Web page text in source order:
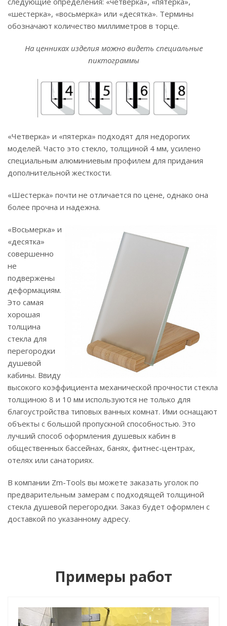
«шестерка», «восьмерка» или «десятка». Термины
обозначают количество миллиметров в торце.
На ценниках изделия можно видеть специальные
пиктограммы
«Четверка» и «пятерка» подходят для недорогих
моделей. Часто это стекло, толщиной 4 мм, усилено
специальным алюминиевым профилем для придания
дополнительной жесткости.
«Шестерка» почти не отличается по цене, однако она
более прочна и надежна.
«Восьмерка» и
«десятка»
совершенно
не
подвержены
деформациям.
Это самая
хорошая
толщина
стекла для
перегородки
душевой
кабины. Ввиду
высокого коэффициента механической прочности стекла
толщиною 8 и 10 мм используются не только для
благоустройства типовых ванных комнат. Ими оснащают
объекты с большой пропускной способностью. Это
лучший способ оформления душевых кабин в
общественных бассейнах, банях, фитнес-центрах,
отелях или санаториях.
В компании Zm-Tools вы можете заказать уголок по
предварительным замерам с подходящей толщиной
стекла душевой перегородки. Заказ будет оформлен с
доставкой по указанному адресу.
Примеры работ